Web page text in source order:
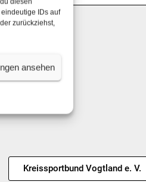
IDs auf
zurückziehst,
ansehen
Kreissportbund Vogtland e. V.